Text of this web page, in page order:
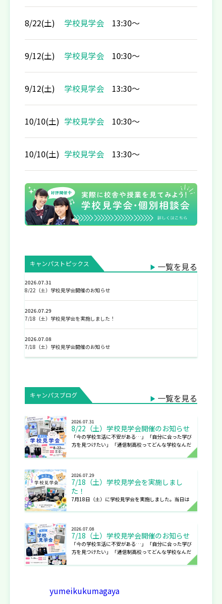
8/22(土) 学校見学会 13:30〜
9/12(土) 学校見学会 10:30〜
9/12(土) 学校見学会 13:30〜
10/10(土) 学校見学会 10:30〜
10/10(土) 学校見学会 13:30〜
キャンパストピックス 一覧を見る
2026.07.31
8/22（土）学校見学会開催のお知らせ
2026.07.29
7/18（土）学校見学会を実施しました！
2026.07.08
7/18（土）学校見学会開催のお知らせ
キャンパスブログ 一覧を見る
2026.07.31
8/22（土）学校見学会開催のお知らせ
「今の学校生活に不安がある…」 「自分に合った学び
方を見つけたい」 「通信制高校ってどんな学校なんだ
2026.07.29
7/18（土）学校見学会を実施しまし
た！
7月18日（土）に学校見学会を実施しました。当日は
多くの生徒・保護者の皆さまにご参加いただき、誠に
2026.07.08
7/18（土）学校見学会開催のお知らせ
「今の学校生活に不安がある…」 「自分に合った学び
方を見つけたい」 「通信制高校ってどんな学校なんだ
yumeikukumagaya